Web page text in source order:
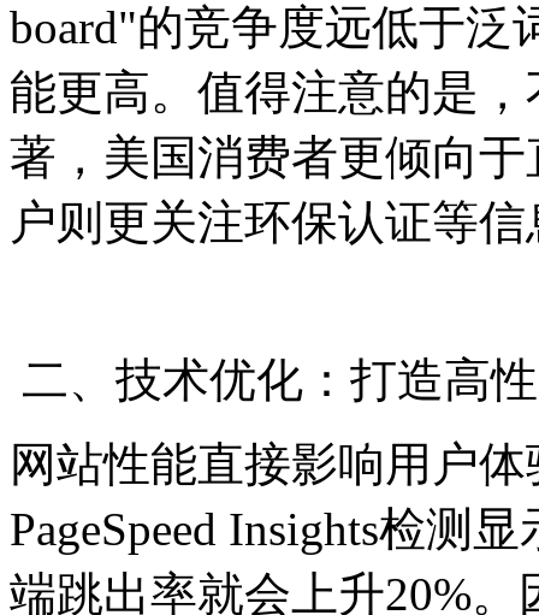
board"的竞争度远低于泛
能更高。值得注意的是
著，美国消费者更倾向
户则更关注环保认证等信
二、技术优化：打造高
网站性能直接影响用户
PageSpeed Insights检测
端跳出率就会上升20%